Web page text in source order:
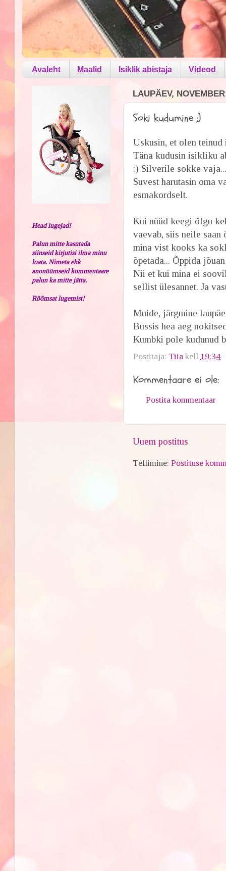
Avaleht Maalid Isiklik abistaja Videod
LAUPÄEV,
Soki kudumine ;)
Uskusin, et olen
Täna kudusin isikliku
:) Silverile sokke
Suvest harutasin oma
esmakordselt.
Kui nüüd keegi õlgu
vaevab, siis neile
mina vist kooks ka
õpetada... Õppida
Nii et kui mina ei
sellist ülesannet. Ja
Muide, järgmine
Bussis hea aeg
Kumbki pole kudunud
Postitaja: Tiia kell 19:34
Kommentaare ei ole:
Postita kommentaar
Uuem postitus
Tellimine:Postituse
Head lugejad!
Palun mitte kasutada
siinseid kirjutisi ilma minu
loata. Nimeta ehk
anonüümseid kommentaare
palun ka mitte jätta.
Rõõmsat lugemist!